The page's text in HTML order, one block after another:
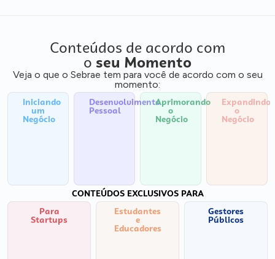
Conteúdos de acordo com
o seu Momento
Veja o que o Sebrae tem para você de acordo com o seu
momento:
Iniciando
um
Negócio
Desenvolvimento
Pessoal
Aprimorando
o
Negócio
Expandindo
o
Negócio
CONTEÚDOS EXCLUSIVOS PARA
Para
Startups
Estudantes
e
Educadores
Gestores
Públicos